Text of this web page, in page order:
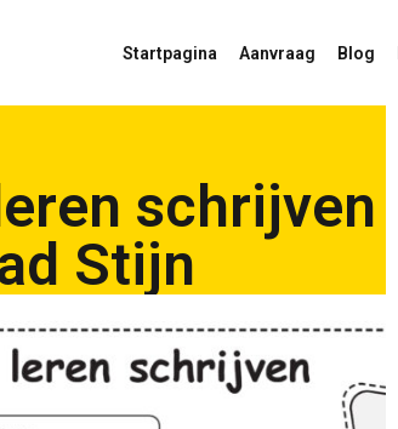
Startpagina Aanvraag Blog
schrijven
Stijn